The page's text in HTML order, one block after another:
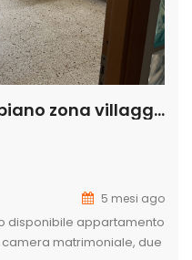
Appartamento primo piano zona villaggio dei fiori
5 mesi ago
disponibile appartamento
matrimoniale, due